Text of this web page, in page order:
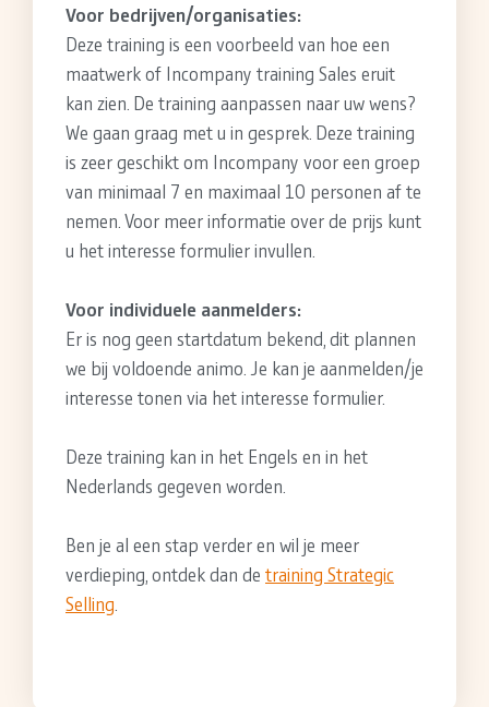
Voor bedrijven/organisaties:
Deze training is een voorbeeld van hoe een
maatwerk of Incompany training Sales eruit
kan zien. De training aanpassen naar uw wens?
We gaan graag met u in gesprek. Deze training
is zeer geschikt om Incompany voor een groep
van minimaal 7 en maximaal 10 personen af te
nemen. Voor meer informatie over de prijs kunt
u het interesse formulier invullen.
Voor individuele aanmelders:
Er is nog geen startdatum bekend, dit plannen
we bij voldoende animo. Je kan je aanmelden/je
interesse tonen via het interesse formulier.
Deze training kan in het Engels en in het
Nederlands gegeven worden.
Ben je al een stap verder en wil je meer
verdieping, ontdek dan de training Strategic
Selling.